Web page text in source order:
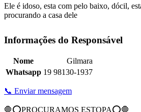
Ele é idoso, esta com pelo baixo, dócil,
procurando a casa dele
Informações do Responsável
Nome
Gilmara
Whatsapp 19 98130-1937
📞 Enviar mensagem
🛑⭕PROCURAMOS ESTOPA⭕🛑